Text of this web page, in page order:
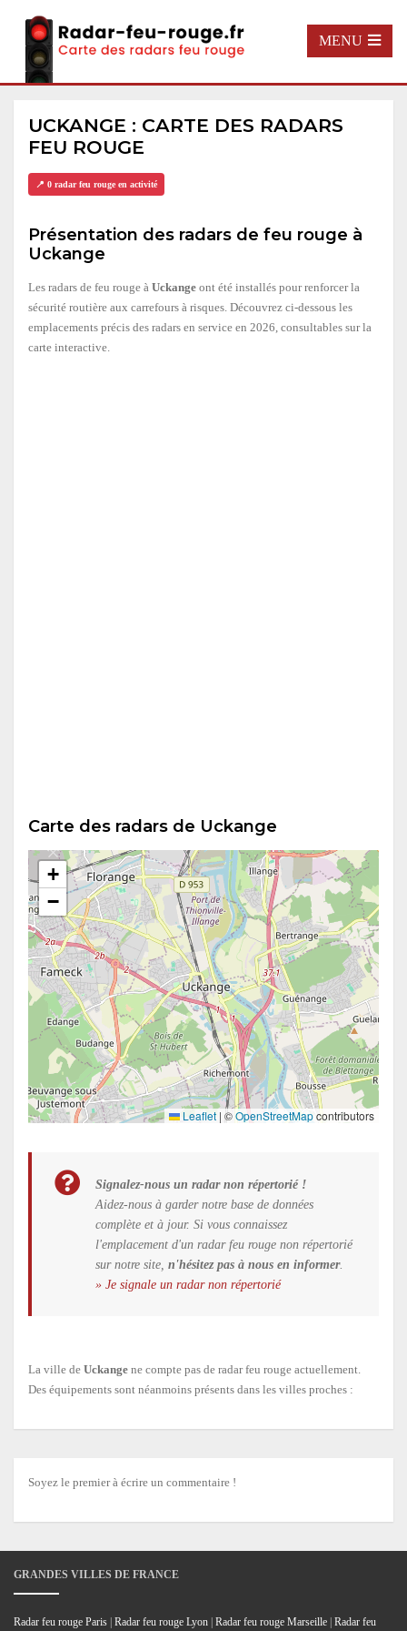
MENU
UCKANGE : CARTE DES RADARS
FEU ROUGE
📍 0 radar feu rouge en activité
Présentation des radars de feu rouge à
Uckange
Les radars de feu rouge à Uckange ont été installés pour renforcer la
sécurité routière aux carrefours à risques. Découvrez ci-dessous les
emplacements précis des radars en service en 2026, consultables sur la
carte interactive.
Carte des radars de Uckange
+
−
Leaflet | ©OpenStreetMapcontributors
Signalez-nous un radar non répertorié !
Aidez-nous à garder notre base de données
complète et à jour. Si vous connaissez
l'emplacement d'un radar feu rouge non répertorié
sur notre site, n'hésitez pas à nous en informer.
» Je signale un radar non répertorié
La ville de Uckange ne compte pas de radar feu rouge actuellement.
Des équipements sont néanmoins présents dans les villes proches :
Soyez le premier à écrire un commentaire !
GRANDES VILLES DE FRANCE
Radar feu rouge Paris Radar feu rouge Lyon Radar feu rouge Marseille Radar feu